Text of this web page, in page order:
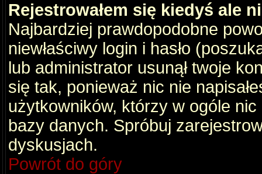
Rejestrowałem się kiedyś ale
Najbardziej prawdopodobne
niewłaściwy login i hasło
lub administrator usunął twoje
się tak, ponieważ nic nie
użytkowników, którzy w ogóle
bazy danych. Spróbuj
dyskusjach.
Powrót do góry